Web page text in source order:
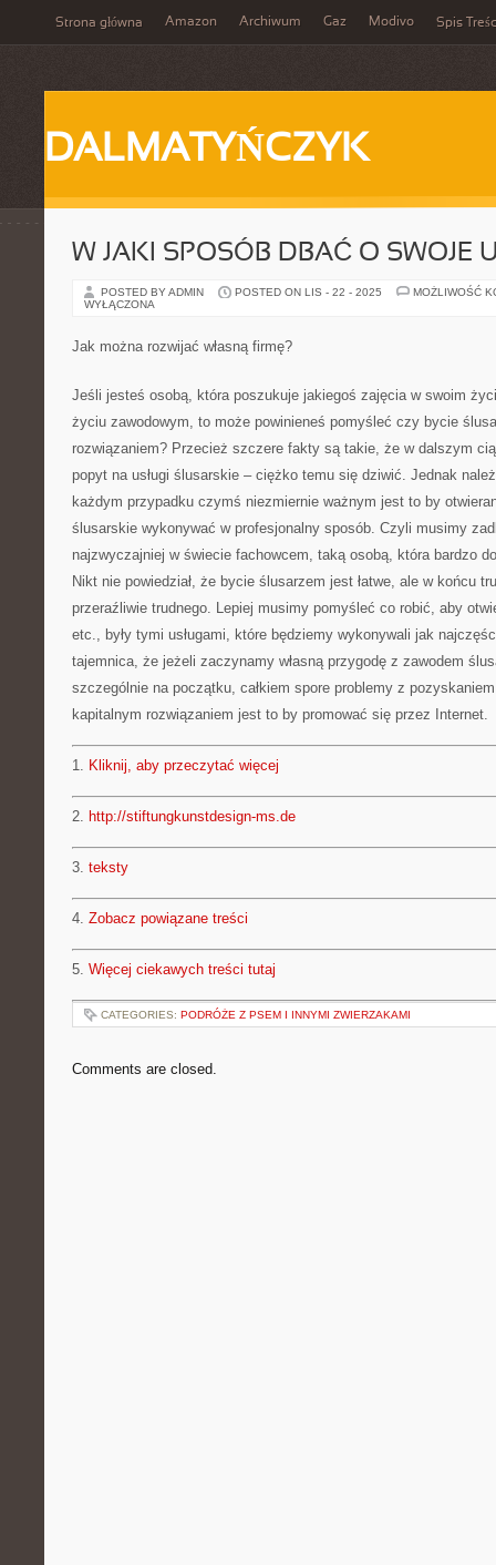
Strona główna Amazon Archiwum Gaz Modivo Spis
DALMATYŃCZYK
W JAKI SPOSÓB DBAĆ O SWOJE
POSTED BY ADMIN POSTED ON LIS - 22 - 2025
MOŻLIWOŚĆ
WYŁĄCZONA
Jak można rozwijać własną firmę?
Jeśli jesteś osobą, która poszukuje jakiegoś zajęcia w swoim
życiu zawodowym, to może powinieneś pomyśleć czy bycie
rozwiązaniem? Przecież szczere fakty są takie, że w dalszym
popyt na usługi ślusarskie – ciężko temu się dziwić. Jednak
każdym przypadku czymś niezmiernie ważnym jest to by
ślusarskie wykonywać w profesjonalny sposób. Czyli musimy
najzwyczajniej w świecie fachowcem, taką osobą, która bardzo
Nikt nie powiedział, że bycie ślusarzem jest łatwe, ale w końcu
przeraźliwie trudnego. Lepiej musimy pomyśleć co robić, aby
etc., były tymi usługami, które będziemy wykonywali jak
tajemnica, że jeżeli zaczynamy własną przygodę z zawodem
szczególnie na początku, całkiem spore problemy z
kapitalnym rozwiązaniem jest to by promować się przez Internet.
1. Kliknij, aby przeczytać więcej
2. http://stiftungkunstdesign-ms.de
3. teksty
4. Zobacz powiązane treści
5. Więcej ciekawych treści tutaj
CATEGORIES: PODRÓŻE Z PSEM I INNYMI ZWIERZAKAMI
Comments are closed.